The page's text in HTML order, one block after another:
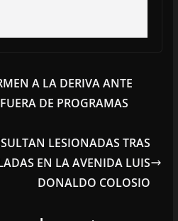
A LA DERIVA ANTE
DE PROGRAMAS
LESIONADAS TRAS
EN LA AVENIDA LUIS
DONALDO COLOSIO